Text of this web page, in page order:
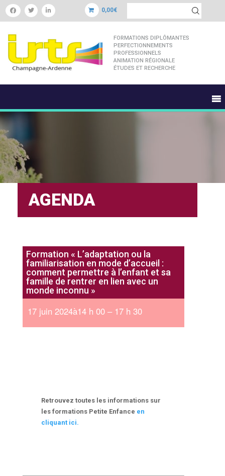
0,00€
FORMATIONS DIPLÔMANTES
PERFECTIONNEMENTS
PROFESSIONNELS
ANIMATION RÉGIONALE
ÉTUDES ET RECHERCHE
AGENDA
Formation « L’adaptation ou la
familiarisation en mode d’accueil :
comment permettre à l’enfant et sa
famille de rentrer en lien avec un
monde inconnu »
17 juin 2024à14 h 00 – 17 h 30
Retrouvez toutes les informations sur
les formations Petite Enfance en
cliquant ici.